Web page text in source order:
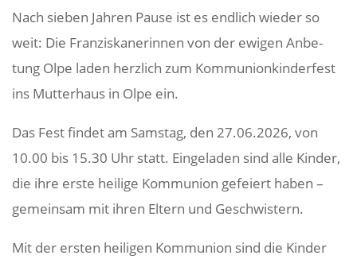
Nach sieben Jahren Pause ist es endlich wieder so
weit: Die Fran­zis­ka­ne­rinnen von der ewigen Anbe­
tung Olpe laden herz­lich zum Kommu­ni­on­kin­der­fest
ins Mutter­haus in Olpe ein.
Das Fest findet am Samstag, den 27.06.2026, von
10.00 bis 15.30 Uhr statt. Einge­laden sind alle Kinder,
die ihre erste heilige Kommu­nion gefeiert haben –
gemeinsam mit ihren Eltern und Geschwistern.
Mit der ersten heiligen Kommu­nion sind die Kinder